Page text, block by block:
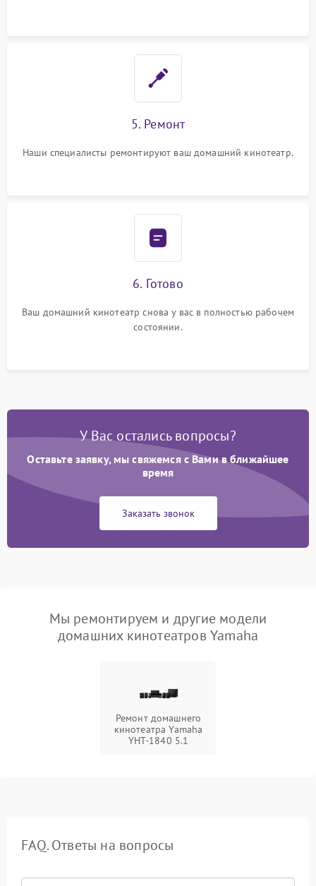
5. Ремонт
Наши специалисты ремонтируют ваш домашний кинотеатр.
6. Готово
Ваш домашний кинотеатр снова у вас в полностью рабочем
состоянии.
У Вас остались вопросы?
Оставьте заявку, мы свяжемся с Вами в ближайшее
время
Заказать звонок
Мы ремонтируем и другие модели
домашних кинотеатров Yamaha
Ремонт домашнего
кинотеатра Yamaha
YHT-1840 5.1
FAQ. Ответы на вопросы